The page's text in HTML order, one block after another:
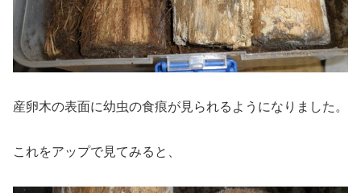
産卵木の表面に幼虫の食痕が見られるようになりました。
これをアップで見てみると、